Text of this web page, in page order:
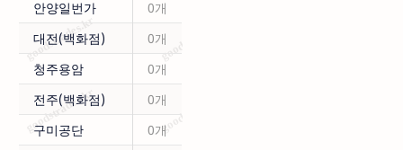
안양일번가
0개
대전(백화점)
0개
청주용암
0개
전주(백화점)
0개
구미공단
0개